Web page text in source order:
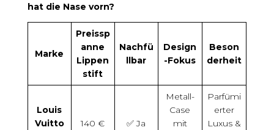
hat die Nase vorn?
Marke
Preissp
anne
Lippen
stift
Nachfü
llbar
Design
-Fokus
Beson
derheit
Louis
Vuitto
140 € ✅ Ja
Metall-
Case
mit
Parfümi
erter
Luxus &